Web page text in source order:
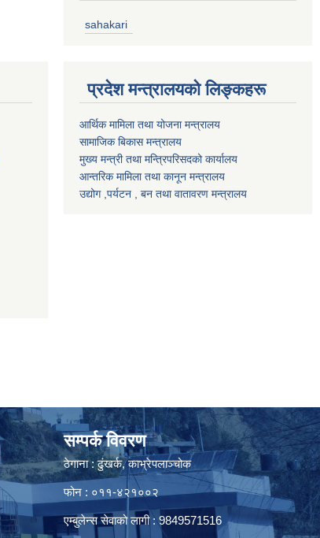
sahakari
प्रदेश मन्त्रालयको लिङ्कहरू
आर्थिक मामिला तथा योजना मन्त्रालय
सामाजिक बिकास मन्त्रालय
मुख्य मन्त्री तथा मन्त्रिपरिसदको कार्यालय
आन्तरिक मामिला तथा कानून मन्त्रालय
उद्योग ,पर्यटन , बन तथा वातावरण मन्त्रालय
सम्पर्क विवरण
ठेगाना : ढुंखर्क, काभ्रेपलाञ्चोक
फोन : ०११-४२१००२
एम्बुलेन्स सेवाको लागी : 9849571516